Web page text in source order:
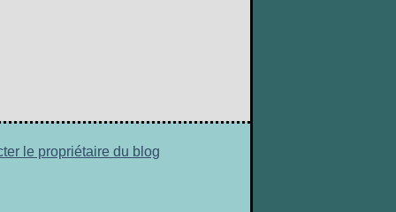
le propriétaire du blog